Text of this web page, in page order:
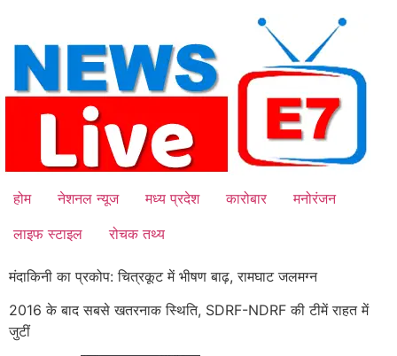
content
होम नेशनल न्यूज मध्य प्रदेश कारोबार
मनोरंजन
लाइफ स्टाइल
रोचक तथ्य
मंदाकिनी का प्रकोप: चित्रकूट में भीषण बाढ़, रामघाट जलमग्न
2016 के बाद सबसे खतरनाक स्थिति, SDRF-NDRF की टीमें राहत में
जुटीं